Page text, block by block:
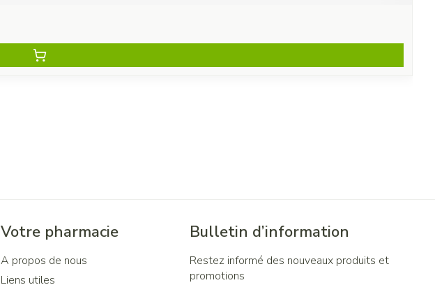
Votre pharmacie
A propos de nous
Liens utiles
Bulletin d’information
Restez informé des nouveaux produits et
promotions